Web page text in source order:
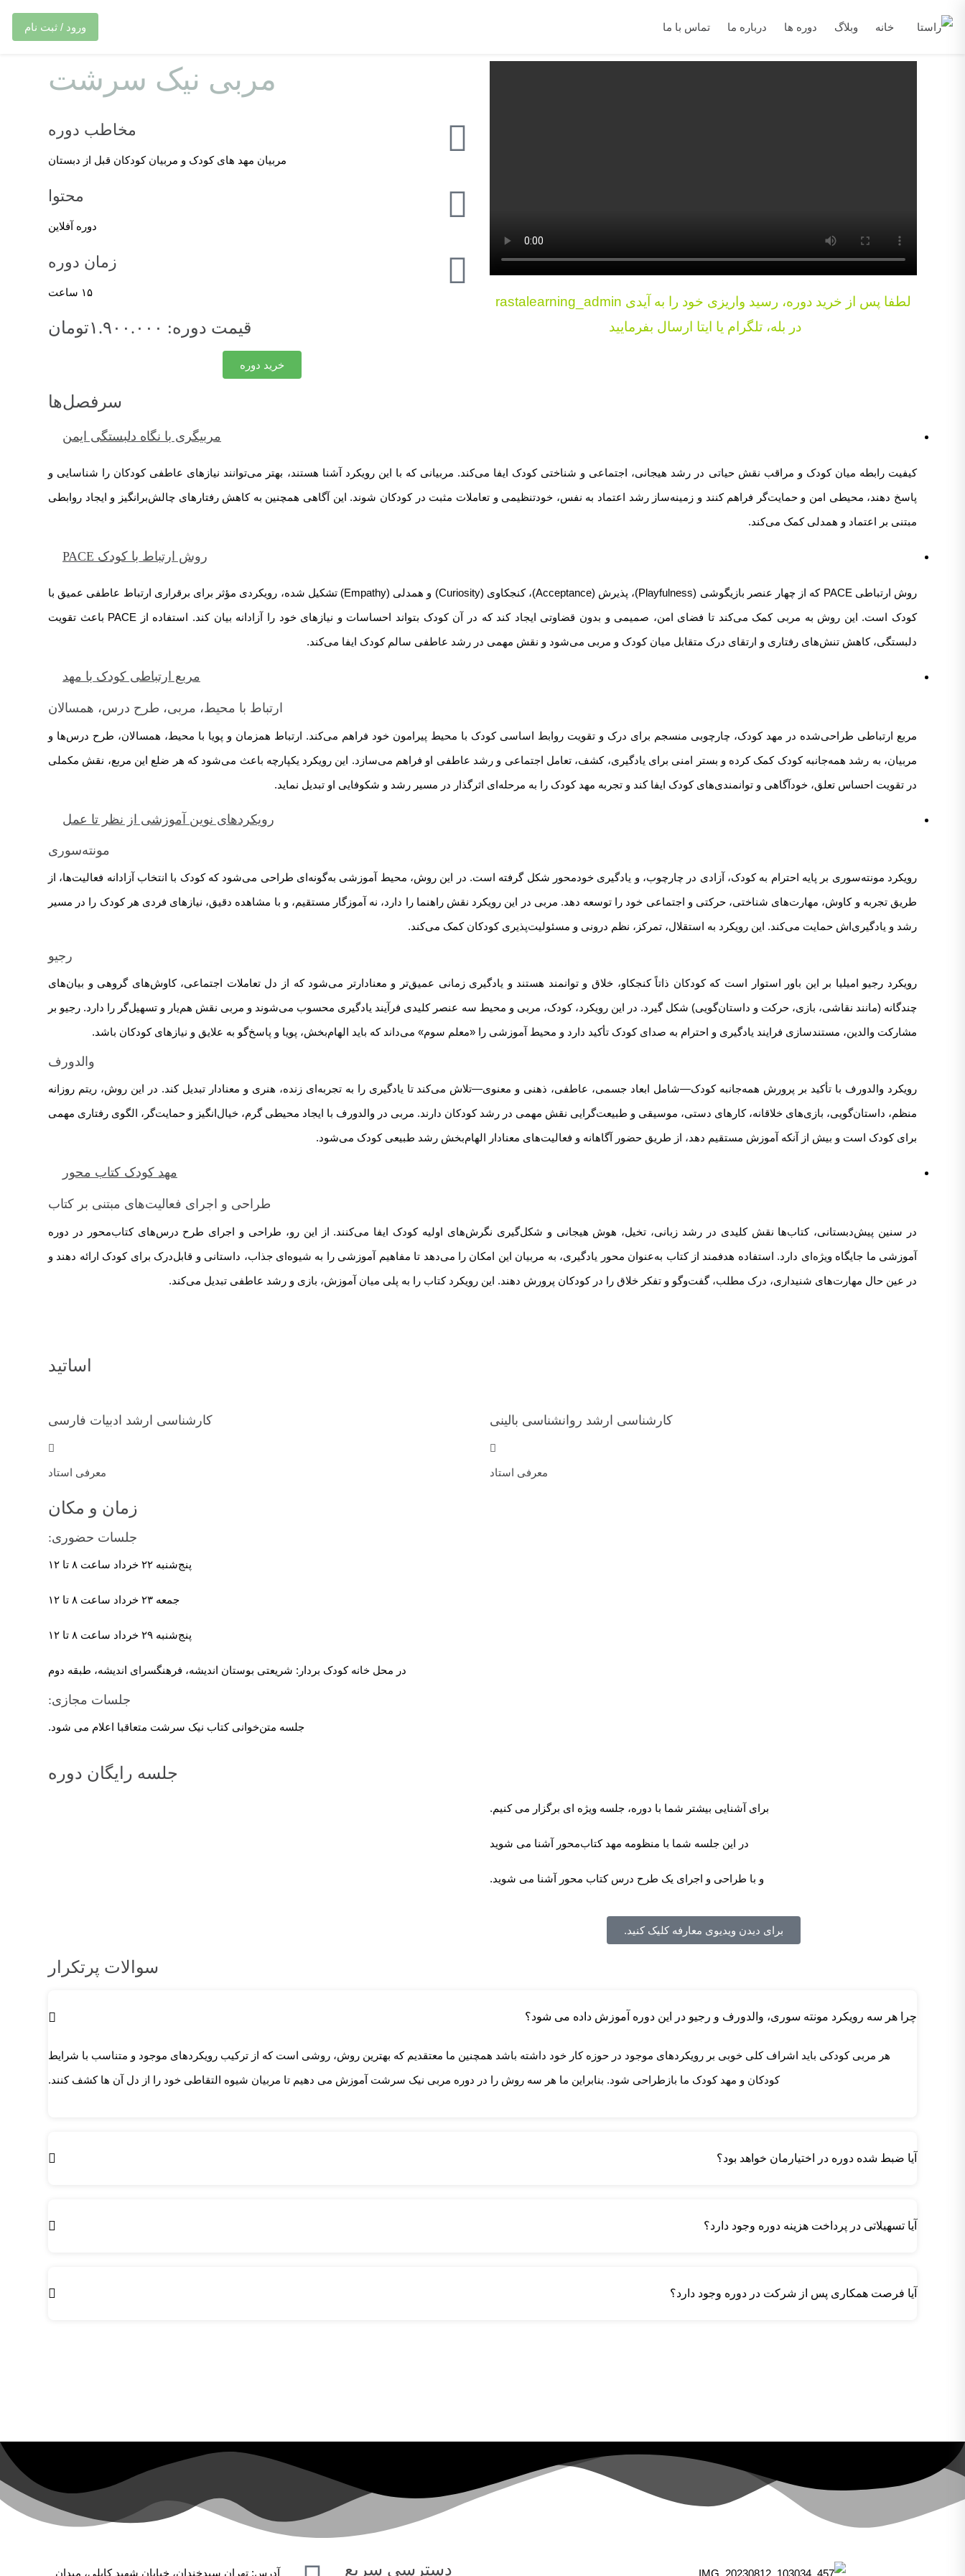
خانه وبلاگ دوره ها درباره ما تماس با ما ورود / ثبت نام
لطفا پس از خرید دوره، رسید واریزی خود را به آیدی rastalearning_admin
در بله، تلگرام یا ایتا ارسال بفرمایید
مربی نیک سرشت
مخاطب دوره
مربیان مهد های کودک و مربیان کودکان قبل از دبستان
محتوا
دوره آفلاین
زمان دوره
۱۵ ساعت
قیمت دوره: ۱.۹۰۰.۰۰۰تومان
خرید دوره
سرفصل‌ها
مربیگری با نگاه دلبستگی ایمن
کیفیت رابطه میان کودک و مراقب نقش حیاتی در رشد هیجانی، اجتماعی و شناختی کودک ایفا می‌کند. مربیانی که با این رویکرد آشنا هستند، بهتر می‌توانند نیازهای عاطفی کودکان را شناسایی و
پاسخ دهند، محیطی امن و حمایت‌گر فراهم کنند و زمینه‌ساز رشد اعتماد به نفس، خودتنظیمی و تعاملات مثبت در کودکان شوند. این آگاهی همچنین به کاهش رفتارهای چالش‌برانگیز و ایجاد روابطی
مبتنی بر اعتماد و همدلی کمک می‌کند.
روش ارتباط با کودک PACE
روش ارتباطی PACE که از چهار عنصر بازیگوشی (Playfulness)، پذیرش (Acceptance)، کنجکاوی (Curiosity) و همدلی (Empathy) تشکیل شده، رویکردی مؤثر برای برقراری ارتباط عاطفی عمیق با
کودک است. این روش به مربی کمک می‌کند تا فضای امن، صمیمی و بدون قضاوتی ایجاد کند که در آن کودک بتواند احساسات و نیازهای خود را آزادانه بیان کند. استفاده از PACE باعث تقویت
دلبستگی، کاهش تنش‌های رفتاری و ارتقای درک متقابل میان کودک و مربی می‌شود و نقش مهمی در رشد عاطفی سالم کودک ایفا می‌کند.
مربع ارتباطی کودک با مهد
ارتباط با محیط، مربی، طرح درس، همسالان
مربع ارتباطی طراحی‌شده در مهد کودک، چارچوبی منسجم برای درک و تقویت روابط اساسی کودک با محیط پیرامون خود فراهم می‌کند. ارتباط همزمان و پویا با محیط، همسالان، طرح درس‌ها و
مربیان، به رشد همه‌جانبه کودک کمک کرده و بستر امنی برای یادگیری، کشف، تعامل اجتماعی و رشد عاطفی او فراهم می‌سازد. این رویکرد یکپارچه باعث می‌شود که هر ضلع این مربع، نقش مکملی
در تقویت احساس تعلق، خودآگاهی و توانمندی‌های کودک ایفا کند و تجربه مهد کودک را به مرحله‌ای اثرگذار در مسیر رشد و شکوفایی او تبدیل نماید.
رویکردهای نوین آموزشی از نظر تا عمل
مونته‌سوری
رویکرد مونته‌سوری بر پایه احترام به کودک، آزادی در چارچوب، و یادگیری خودمحور شکل گرفته است. در این روش، محیط آموزشی به‌گونه‌ای طراحی می‌شود که کودک با انتخاب آزادانه فعالیت‌ها، از
طریق تجربه و کاوش، مهارت‌های شناختی، حرکتی و اجتماعی خود را توسعه دهد. مربی در این رویکرد نقش راهنما را دارد، نه آموزگار مستقیم، و با مشاهده دقیق، نیازهای فردی هر کودک را در مسیر
رشد و یادگیری‌اش حمایت می‌کند. این رویکرد به استقلال، تمرکز، نظم درونی و مسئولیت‌پذیری کودکان کمک می‌کند.
رجیو
رویکرد رجیو امیلیا بر این باور استوار است که کودکان ذاتاً کنجکاو، خلاق و توانمند هستند و یادگیری زمانی عمیق‌تر و معنادارتر می‌شود که از دل تعاملات اجتماعی، کاوش‌های گروهی و بیان‌های
چندگانه (مانند نقاشی، بازی، حرکت و داستان‌گویی) شکل گیرد. در این رویکرد، کودک، مربی و محیط سه عنصر کلیدی فرآیند یادگیری محسوب می‌شوند و مربی نقش هم‌یار و تسهیل‌گر را دارد. رجیو بر
مشارکت والدین، مستندسازی فرایند یادگیری و احترام به صدای کودک تأکید دارد و محیط آموزشی را «معلم سوم» می‌داند که باید الهام‌بخش، پویا و پاسخ‌گو به علایق و نیازهای کودکان باشد.
والدورف
رویکرد والدورف با تأکید بر پرورش همه‌جانبه کودک—شامل ابعاد جسمی، عاطفی، ذهنی و معنوی—تلاش می‌کند تا یادگیری را به تجربه‌ای زنده، هنری و معنادار تبدیل کند. در این روش، ریتم روزانه
منظم، داستان‌گویی، بازی‌های خلاقانه، کارهای دستی، موسیقی و طبیعت‌گرایی نقش مهمی در رشد کودکان دارند. مربی در والدورف با ایجاد محیطی گرم، خیال‌انگیز و حمایت‌گر، الگوی رفتاری مهمی
برای کودک است و بیش از آنکه آموزش مستقیم دهد، از طریق حضور آگاهانه و فعالیت‌های معنادار الهام‌بخش رشد طبیعی کودک می‌شود.
مهد کودک کتاب محور
طراحی و اجرای فعالیت‌های مبتنی بر کتاب
در سنین پیش‌دبستانی، کتاب‌ها نقش کلیدی در رشد زبانی، تخیل، هوش هیجانی و شکل‌گیری نگرش‌های اولیه کودک ایفا می‌کنند. از این رو، طراحی و اجرای طرح درس‌های کتاب‌محور در دوره
آموزشی ما جایگاه ویژه‌ای دارد. استفاده هدفمند از کتاب به‌عنوان محور یادگیری، به مربیان این امکان را می‌دهد تا مفاهیم آموزشی را به شیوه‌ای جذاب، داستانی و قابل‌درک برای کودک ارائه دهند و
در عین حال مهارت‌های شنیداری، درک مطلب، گفت‌وگو و تفکر خلاق را در کودکان پرورش دهند. این رویکرد کتاب را به پلی میان آموزش، بازی و رشد عاطفی تبدیل می‌کند.
اساتید
کارشناسی ارشد روانشناسی بالینی
معرفی استاد
کارشناسی ارشد ادبیات فارسی
معرفی استاد
زمان و مکان
جلسات حضوری:
پنج‌شنبه ۲۲ خرداد ساعت ۸ تا ۱۲
جمعه ۲۳ خرداد ساعت ۸ تا ۱۲
پنج‌شنبه ۲۹ خرداد ساعت ۸ تا ۱۲
در محل خانه کودک بردار: شریعتی بوستان اندیشه، فرهنگسرای اندیشه، طبقه دوم
جلسات مجازی:
جلسه متن‌خوانی کتاب نیک سرشت متعاقبا اعلام می شود.
جلسه رایگان دوره
برای آشنایی بیشتر شما با دوره، جلسه ویژه ای برگزار می کنیم.
در این جلسه شما با منظومه مهد کتاب‌محور آشنا می شوید
و با طراحی و اجرای یک طرح درس کتاب محور آشنا می شوید.
برای دیدن ویدیوی معارفه کلیک کنید.
سوالات پرتکرار
چرا هر سه رویکرد مونته سوری، والدورف و رجیو در این دوره آموزش داده می شود؟
هر مربی کودکی باید اشراف کلی خوبی بر رویکردهای موجود در حوزه کار خود داشته باشد همچنین ما معتقدیم که بهترین روش، روشی است که از ترکیب رویکردهای موجود و متناسب با شرایط
کودکان و مهد کودک ما بازطراحی شود. بنابراین ما هر سه روش را در دوره مربی نیک سرشت آموزش می دهیم تا مربیان شیوه التقاطی خود را از دل آن ها کشف کنند.
آیا ضبط شده دوره در اختیارمان خواهد بود؟
آیا تسهیلاتی در پرداخت هزینه دوره وجود دارد؟
آیا فرصت همکاری پس از شرکت در دوره وجود دارد؟
دسترسی سریع آدرس: تهران سیدخندان، خیابان شهید کابلی، میدان